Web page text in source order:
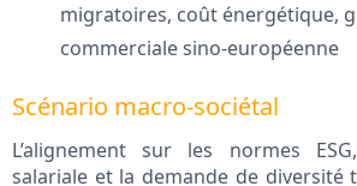
migratoires, coût énergétique,
commerciale sino-européenne
Scénario macro-sociétal
L’alignement sur les normes
salariale et la demande de diversité